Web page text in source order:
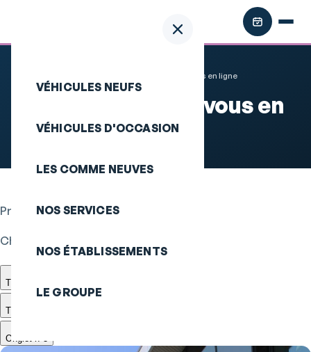
VÉHICULES NEUFS
VÉHICULES D'OCCASION
LES COMME NEUVES
NOS SERVICES
NOS ÉTABLISSEMENTS
LE GROUPE
Prise de Rendez-vous en ligne
Prise de Rendez-vous en
ligne
Prise de rendez-vous en ligne
Choisissez votre concession
TOUTES NOS MARQUES
TEST2
Onglet n°3